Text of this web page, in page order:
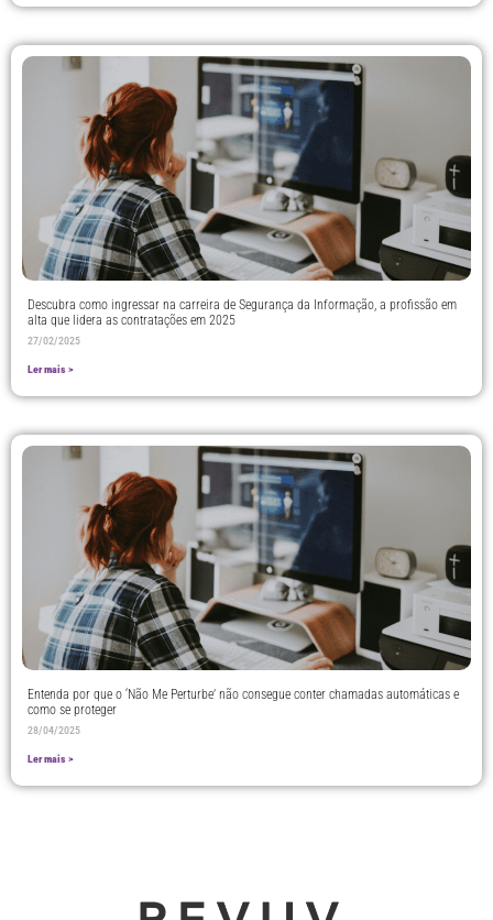
Descubra como ingressar na carreira de Segurança da Informação, a profissão em
alta que lidera as contratações em 2025
27/02/2025
Ler mais >
Entenda por que o ‘Não Me Perturbe’ não consegue conter chamadas automáticas e
como se proteger
28/04/2025
Ler mais >